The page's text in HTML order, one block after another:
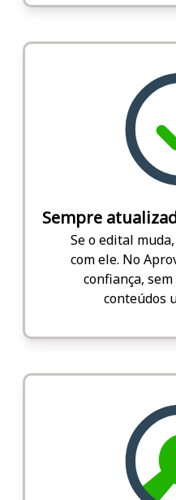
Sempre
Se o edital
com ele. No
confiança,
conteúdos